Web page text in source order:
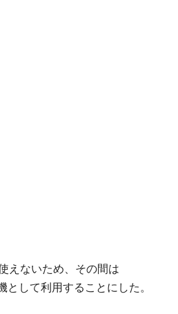
えないため、その間は
として利用することにした。